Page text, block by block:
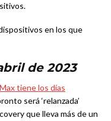
en los que
de 2023
tiene los días
será ‘relanzada’
que lleva más de un